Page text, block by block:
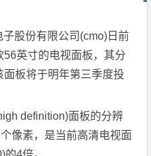
股份有限公司(cmo)日前
英寸的电视面板，其分
板将于明年第三季度投
definition)面板的分辨
像素，是当前高清电视面